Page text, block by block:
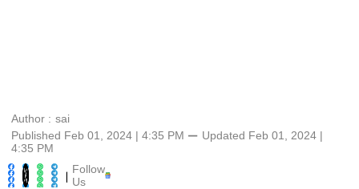
Author : sai
Published Feb 01, 2024 | 4:35 PM ⚊ Updated Feb 01, 2024 |
4:35 PM
| Follow
Us